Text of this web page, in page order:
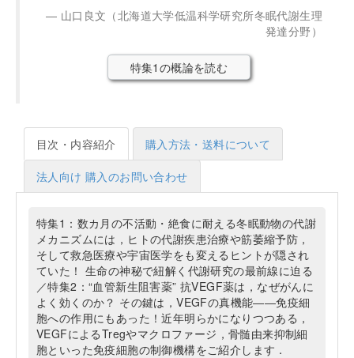
山口良文（北海道大学低温科学研究所冬眠代謝生理
発達分野）
特集1の概論を読む
目次・内容紹介 購入方法・送料について
法人向け 購入のお問い合わせ
特集1：数カ月の不活動・絶食に耐える冬眠動物の代謝
メカニズムには，ヒトの代謝疾患治療や筋萎縮予防，
そして救急医療や宇宙医学をも変えるヒントが隠され
ていた！ 生命の神秘で紐解く代謝研究の最前線に迫る
／特集2：“血管新生阻害薬” 抗VEGF薬は，なぜがんに
よく効くのか？ その鍵は，VEGFの真機能――免疫細
胞への作用にもあった！近年明らかになりつつある，
VEGFによるTregやマクロファージ，骨髄由来抑制細
胞といった免疫細胞の制御機構をご紹介します．